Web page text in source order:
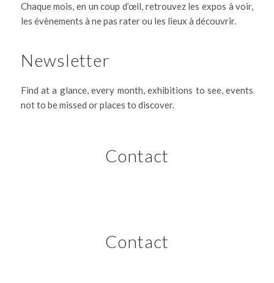
Chaque mois, en un coup d’œil, retrouvez les expos à voir,
les évènements à ne pas rater ou les lieux à découvrir.
Newsletter
Find at a glance, every month, exhibitions to see, events
not to be missed or places to discover.
Contact
Contact